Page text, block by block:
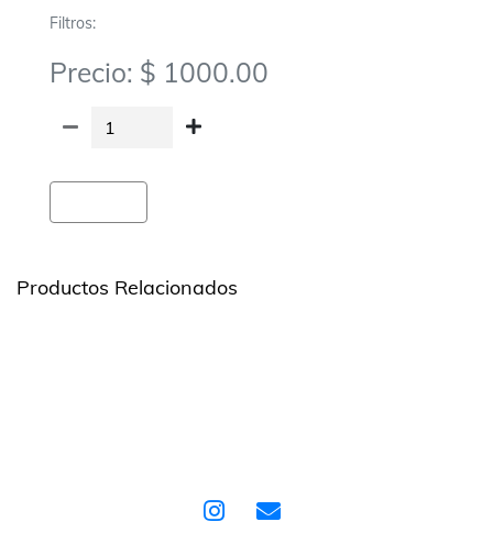
Filtros:
Precio: $ 1000.00
Productos Relacionados